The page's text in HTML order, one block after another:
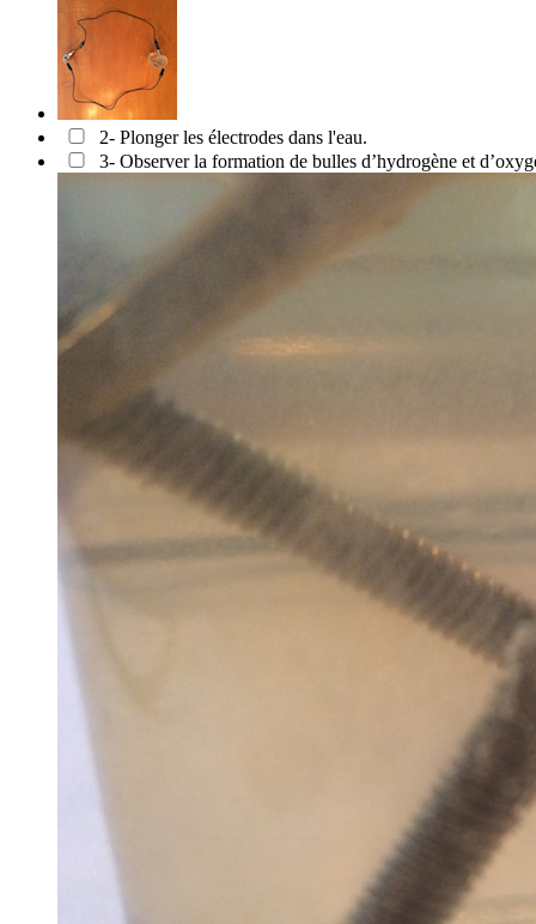
2- Plonger les électrodes dans l'eau.
3- Observer la formation de bulles d’hydrogène et